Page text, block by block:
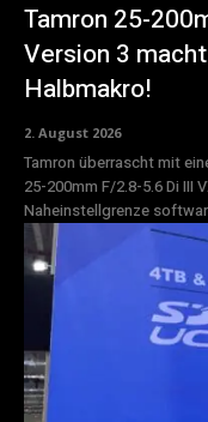
Tamron 25-
Version 3
Halbmakro!
2. August 2026
Tamron überrascht mit
25-200mm F/2.8-5.6 Di III
Naheinstellgrenze